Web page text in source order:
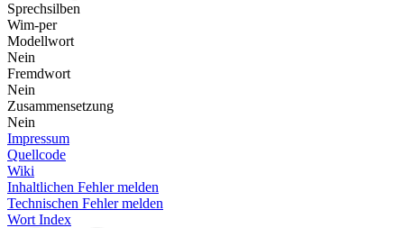
Sprechsilben
Wim-per
Modellwort
Nein
Fremdwort
Nein
Zusammensetzung
Nein
Impressum
Quellcode
Wiki
Inhaltlichen Fehler melden
Technischen Fehler melden
Wort Index